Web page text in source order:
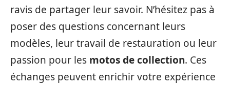
ravis de partager leur savoir. N’hésitez pas à
poser des questions concernant leurs
modèles, leur travail de restauration ou leur
passion pour les motos de collection. Ces
échanges peuvent enrichir votre expérience